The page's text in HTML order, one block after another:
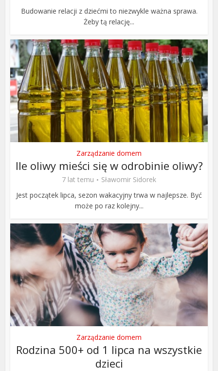
Budowanie relacji z dziećmi to niezwykle ważna sprawa.
Żeby tą relację...
Zarządzanie domem
Ile oliwy mieści się w odrobinie oliwy?
7 lat temu
Sławomir Sidorek
Jest początek lipca, sezon wakacyjny trwa w najlepsze. Być
może po raz kolejny...
Zarządzanie domem
Rodzina 500+ od 1 lipca na wszystkie
dzieci